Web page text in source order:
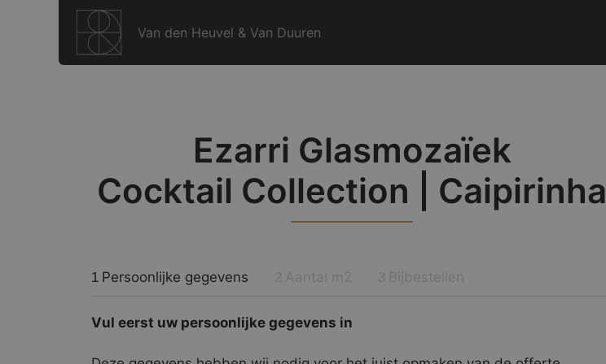
Van den Heuvel & Van Duuren
Ezarri Glasmozaïek
Cocktail Collection | Caipirinha
1 Persoonlijke gegevens
Vul eerst uw persoonlijke gegevens in